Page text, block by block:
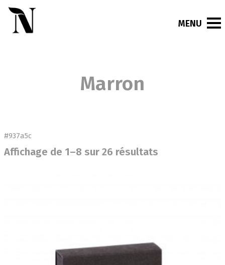
Marron
#937a5c
Affichage de 1–8 sur 26 résultats